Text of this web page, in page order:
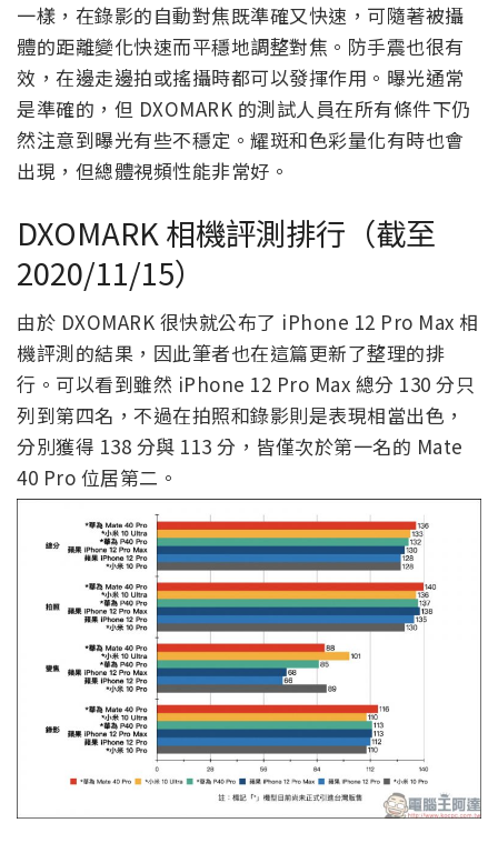
一樣，在錄影的自動對焦既準確又快速，可隨著被攝
體的距離變化快速而平穩地調整對焦。防手震也很有
效，在邊走邊拍或搖攝時都可以發揮作用。曝光通常
是準確的，但 DXOMARK 的測試人員在所有條件下仍
然注意到曝光有些不穩定。耀斑和色彩量化有時也會
出現，但總體視頻性能非常好。
DXOMARK 相機評測排行（截至
2020/11/15）
由於 DXOMARK 很快就公布了 iPhone 12 Pro Max 相
機評測的結果，因此筆者也在這篇更新了整理的排
行。可以看到雖然 iPhone 12 Pro Max 總分 130 分只
列到第四名，不過在拍照和錄影則是表現相當出色，
分別獲得 138 分與 113 分，皆僅次於第一名的 Mate
40 Pro 位居第二。